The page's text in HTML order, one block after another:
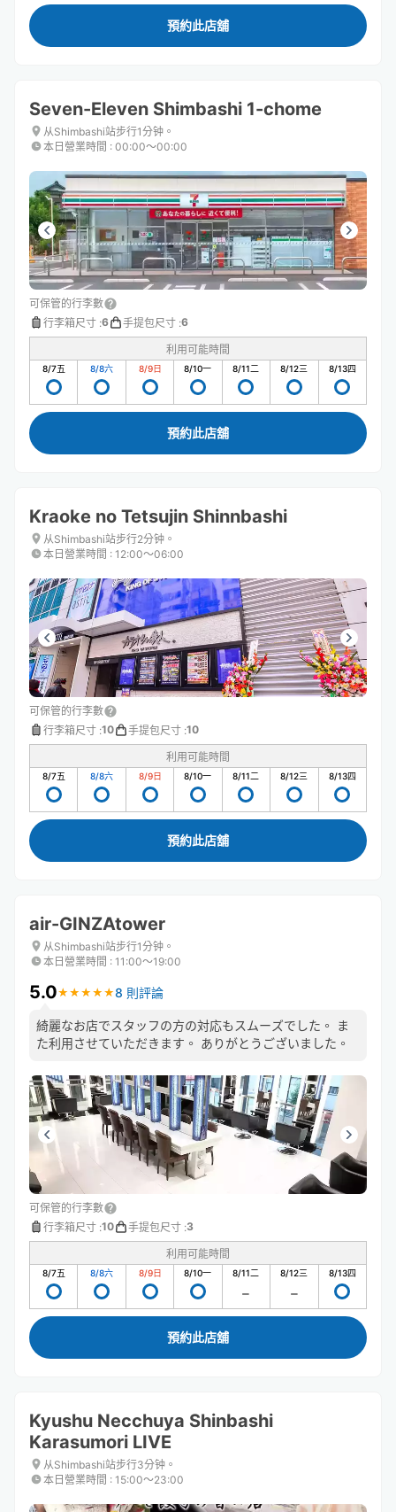
預約此店舖
Seven-Eleven Shimbashi 1-chome
从Shimbashi站步行1分钟。
本日營業時間 : 00:00〜00:00
可保管的行李數
行李箱尺寸 :6 手提包尺寸 :6
利用可能時間
8/7五 8/8六 8/9日 8/10一 8/11二 8/12三 8/13四
預約此店舖
Kraoke no Tetsujin Shinnbashi
从Shimbashi站步行2分钟。
本日營業時間 : 12:00〜06:00
可保管的行李數
行李箱尺寸 :10 手提包尺寸 :10
利用可能時間
8/7五 8/8六 8/9日 8/10一 8/11二 8/12三 8/13四
預約此店舖
air-GINZAtower
从Shimbashi站步行1分钟。
本日營業時間 : 11:00〜19:00
5.0★ ★ ★ ★ ★
★ ★ ★ ★ ★8 則評論
綺麗なお店でスタッフの方の対応もスムーズでした。 ま
た利用させていただきます。 ありがとうございました。
可保管的行李數
行李箱尺寸 :10 手提包尺寸 :3
利用可能時間
8/7五 8/8六 8/9日 8/10一 8/11二 8/12三 8/13四
預約此店舖
Kyushu Necchuya Shinbashi
Karasumori LIVE
从Shimbashi站步行3分钟。
本日營業時間 : 15:00〜23:00